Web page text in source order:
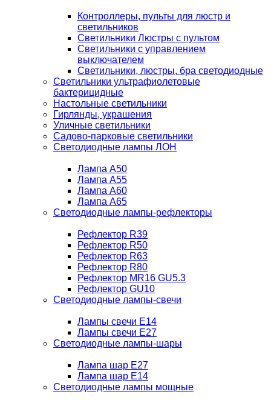
Контроллеры, пульты для люстр и
светильников
Светильники Люстры с пультом
Светильники с управлением
выключателем
Светильники, люстры, бра светодиодные
Светильники ультрафиолетовые
бактерицидные
Настольные светильники
Гирлянды, украшения
Уличные светильники
Садово-парковые светильники
Светодиодные лампы ЛОН
Лампа A50
Лампа A55
Лампа A60
Лампа A65
Светодиодные лампы-рефлекторы
Рефлектор R39
Рефлектор R50
Рефлектор R63
Рефлектор R80
Рефлектор MR16 GU5.3
Рефлектор GU10
Светодиодные лампы-свечи
Лампы свечи Е14
Лампы свечи Е27
Светодиодные лампы-шары
Лампа шар E27
Лампа шар Е14
Светодиодные лампы мощные